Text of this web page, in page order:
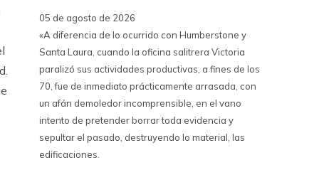
05 de agosto de 2026
«A diferencia de lo ocurrido con Humberstone y
Santa Laura, cuando la oficina salitrera Victoria
paralizó sus actividades productivas, a fines de los
70, fue de inmediato prácticamente arrasada, con
un afán demoledor incomprensible, en el vano
intento de pretender borrar toda evidencia y
sepultar el pasado, destruyendo lo material, las
edificaciones.